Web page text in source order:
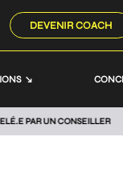
DEVENIR COACH
CONSEILLER ÊTRE